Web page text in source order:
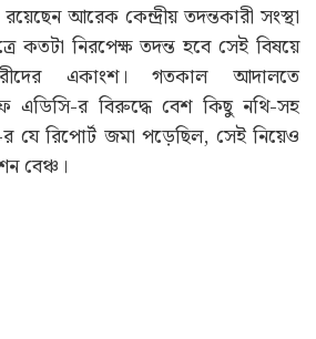
আরেক কেন্দ্রীয় তদন্তকারী সংস্থা
কতটা নিরপেক্ষ তদন্ত হবে সেই বিষয়ে
একাংশ। গতকাল আদালতে
এডিসি-র বিরুদ্ধে বেশ কিছু নথি-সহ
যে রিপোর্ট জমা পড়েছিল, সেই নিয়েও
বেঞ্চ।